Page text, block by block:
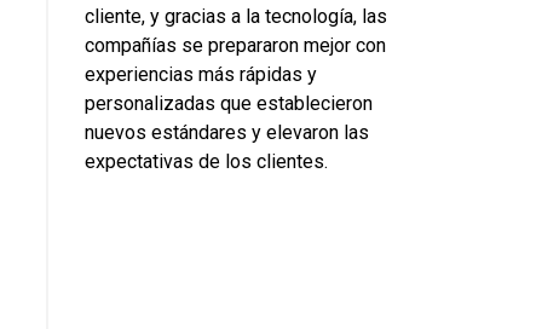
cliente, y gracias a la tecnología, las
compañías se prepararon mejor con
experiencias más rápidas y
personalizadas que establecieron
nuevos estándares y elevaron las
expectativas de los clientes.